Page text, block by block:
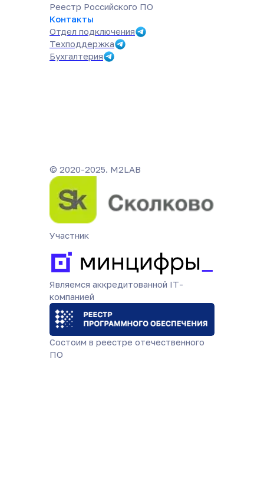
© 2020-2025. M2LAB
Участник
Являемся аккредитованной IT-
компанией
Состоим в реестре отечественного
ПО
Реестр Российского ПО
Контакты
Отдел подключения
Техподдержка
Бухгалтерия